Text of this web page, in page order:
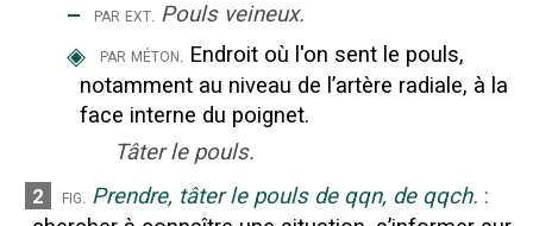
‒ par ext. Pouls veineux.
◈ par méton. Endroit où l'on sent le pouls,
notamment au niveau de l’artère radiale, à la
face interne du poignet.
Tâter le pouls.
2 fig. Prendre, tâter le pouls de qqn, de qqch. :